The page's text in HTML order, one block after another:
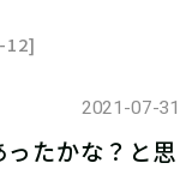
12]
2021-07-31
たかな？と思